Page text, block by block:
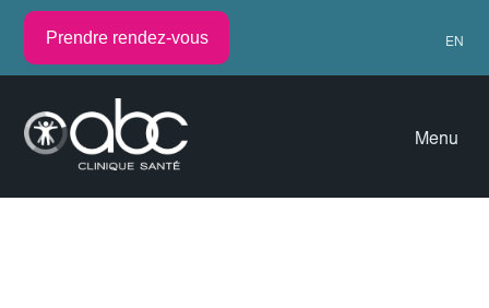
Prendre rendez-vous EN
Menu